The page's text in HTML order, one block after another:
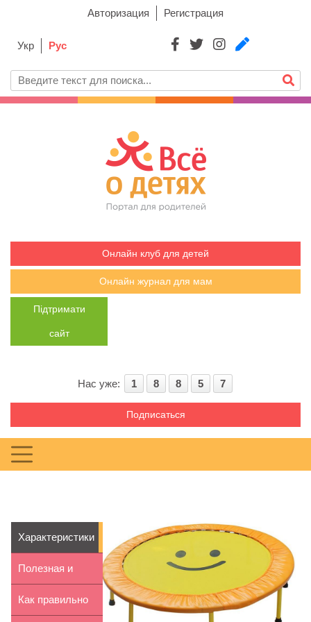
Авторизация Регистрация
Укр Рус
Онлайн клуб для детей
Онлайн журнал для мам
Підтримати
сайт
Нас уже: 1 8 8 5 7
Подписаться
Характеристики
мини-батутов
для...
Полезная и
вредная
Как правильно